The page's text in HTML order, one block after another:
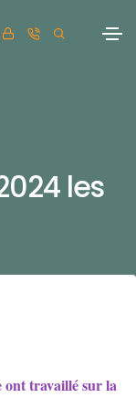
les
ont travaillé sur la